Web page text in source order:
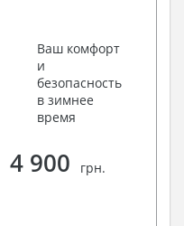
Ваш комфорт
и
безопасность
в зимнее
время
4 900 грн.